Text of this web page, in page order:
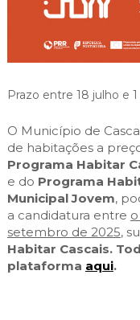
Planeamento
Reabilitação urbana
Economia & Inovação
Mobilidade
Qualidade de vida
Jornal C
Agenda do executivo
VIVER
ESTUDAR
TEMPOS LIVRES
MOBILIDADE
INVESTIR EM CASCAIS
SERVIÇOS
Prazo entre 18 julho e
O Município de
de habitações a
Programa Habitar
e do Programa
Municipal Jovem,
a candidatura entre
setembro de 2025,
Habitar Cascais.
plataforma aqui.